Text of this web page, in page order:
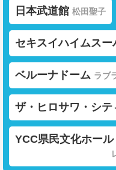
日本武道館 松田聖子
セキスイハイムス
ベルーナドーム ラブ
ザ・ヒロサワ・シテ
YCC県民文化ホール